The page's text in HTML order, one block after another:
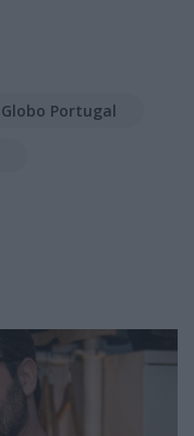
Globo Portugal